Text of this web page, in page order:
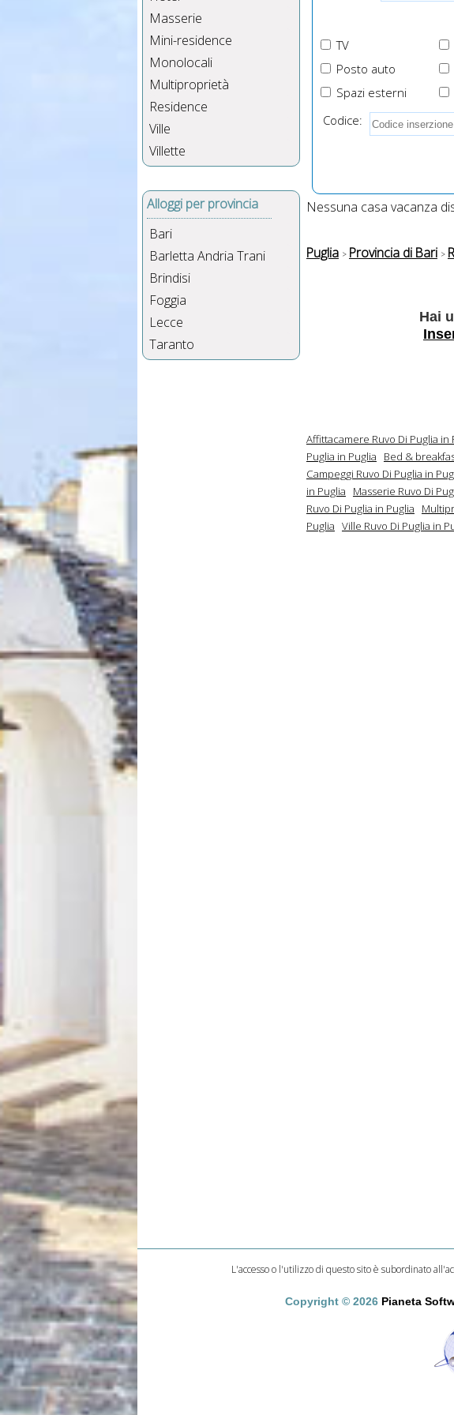
Masserie
Mini-residence
Monolocali
Multiproprietà
Residence
Ville
Villette
Alloggi per provincia
Bari
Barletta Andria Trani
Brindisi
Foggia
Lecce
Taranto
TV
Posto auto
Spazi esterni
Codice:
Nessuna casa vacanza
Puglia Provincia di Bari
Hai
Affittacamere Ruvo Di Puglia in
Puglia in Puglia
Bed &
Campeggi Ruvo Di Puglia in
in Puglia
Masserie Ruvo Di
Ruvo Di Puglia in Puglia
Puglia Ville Ruvo Di Puglia in
L'accesso o l'utilizzo di questo sito è subordinato
Copyright © 2026 Pianeta